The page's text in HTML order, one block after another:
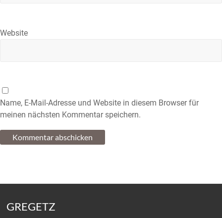
Website
Name, E-Mail-Adresse und Website in diesem Browser für
meinen nächsten Kommentar speichern.
GREGETZ